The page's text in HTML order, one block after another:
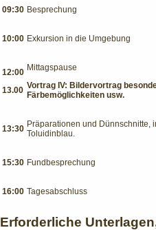
09:30 Besprechung
10:00 Exkursion in die Umgebung
12:00
13.00
Mittagspause
Vortrag IV: Bildervortrag
Färbemöglichkeiten usw.
13:30 Präparationen und Dünnschnitte,
Toluidinblau.
15:30 Fundbesprechung
16:00 Tagesabschluss
Erforderliche